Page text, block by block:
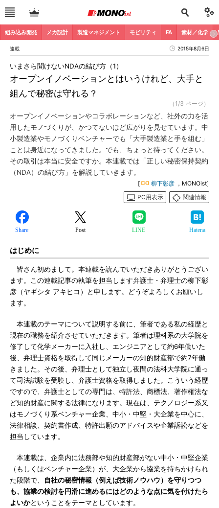
組み込み開発 メカ設計 製造マネジメント モビリティ FA 素材／化学
連載 2015年8月6日
オープンイノベーションとはいうけれど、大手と
組んで秘密は守れる？
いまさら聞けないNDAの結び方（1）
（1/3 ページ）
オープンイノベーションやコラボレーションなど、社外の力を活
用したモノづくりが、かつてないほど広がりを見せています。中
小製造業やモノづくりベンチャーでも「大手製造業と手を組む」
ことは身近になってきました。でも、ちょっと待ってください。
その取引は本当に安全ですか。本連載では「正しい秘密保持契約
（NDA）の結び方」を解説していきます。
[ 柳下彰彦 ，MONOist]
PC用表示
関連情報
Share Post LINE Hatena
はじめに
皆さん初めまして。本連載を読んでいただきありがとうござい
ます。この連載記事の執筆を担当します弁護士・弁理士の柳下彰
彦（ヤギシタ アキヒコ）と申します。どうぞよろしくお願いし
ます。
本連載のテーマについて説明する前に、筆者である私の経歴と
現在の職務を紹介させていただきます。筆者は理科系の大学院を
修了して化学メーカーに入社し、エンジニアとして約6年働いた
後、弁理士資格を取得して同じメーカーの知的財産部で約7年働
きました。その後、弁理士として独立し夜間の法科大学院に通っ
て司法試験を受験し、弁護士資格を取得しました。こういう経歴
ですので、弁護士としての専門は、特許法、商標法、著作権法な
ど知的財産に関する法律になります。現在は、テクノロジー系又
はモノづくり系ベンチャー企業、中小・中堅・大企業を中心に、
法律相談、契約書作成、特許出願のアドバイスや企業訴訟などを
担当しています。
本連載は、企業内に法務部や知的財産部がない中小・中堅企業
（もしくはベンチャー企業）が、大企業から協業を持ちかけられ
た段階で、
自社の秘密情報（例えば技術ノウハウ）を守りつつ
も、協業の検討を円滑に進めるにはどのような点に気を付けたら
よいかということをテーマとしています。